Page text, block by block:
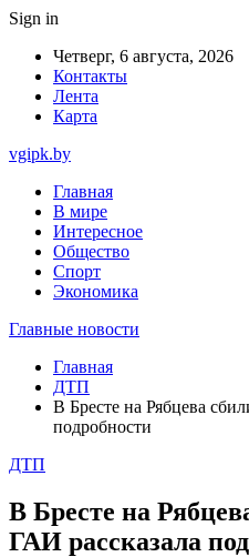
Sign in
Четверг, 6 августа, 2026
Контакты
Лента
Карта
vgipk.by
Главная
В мире
Интересное
Общество
Спорт
Экономика
Главные новости
Главная
ДТП
В Бресте на Рябцева
подробности
ДТП
В Бресте на
ГАИ рассказала